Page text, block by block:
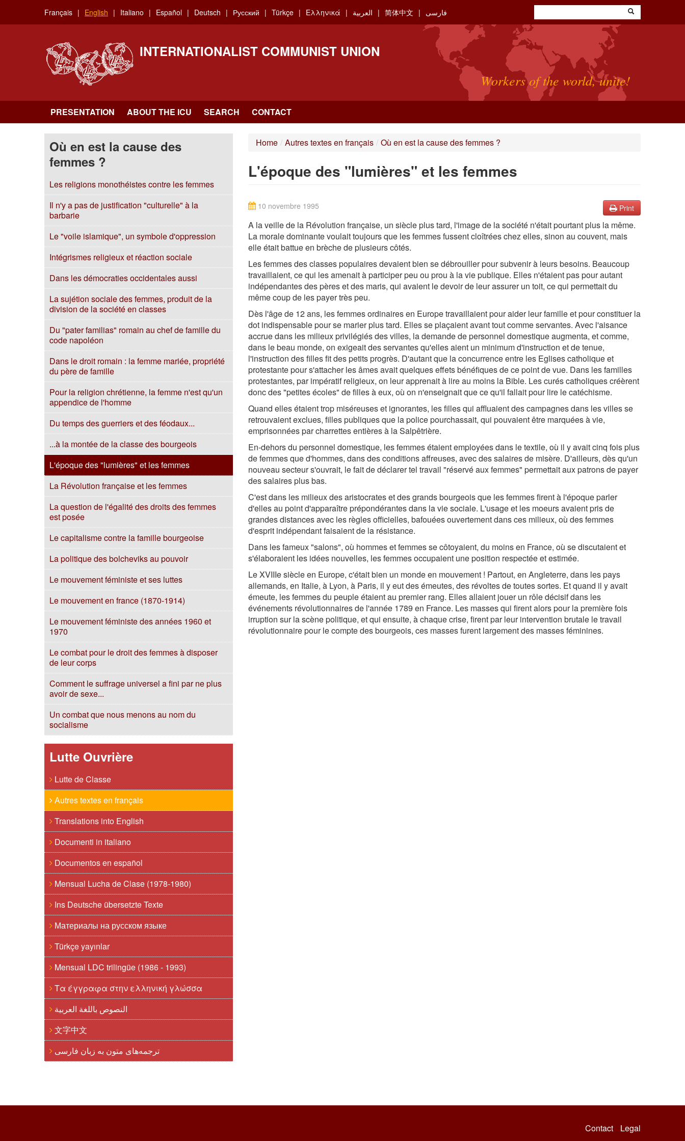
main
Français English Italiano Español Deutsch Русский Türkçe Ελληνικά العربية 简体中文 فارسی
INTERNATIONALIST COMMUNIST UNION
Workers of the world, unite!
PRESENTATION ABOUT THE ICU SEARCH CONTACT
Où en est la cause des
femmes ?
Les religions monothéistes contre les femmes
Il n'y a pas de justification "culturelle" à la
barbarie
Le "voile islamique", un symbole d'oppression
Intégrismes religieux et réaction sociale
Dans les démocraties occidentales aussi
La sujétion sociale des femmes, produit de la
division de la société en classes
Du "pater familias" romain au chef de famille du
code napoléon
Dans le droit romain : la femme mariée, propriété
du père de famille
Pour la religion chrétienne, la femme n'est qu'un
appendice de l'homme
Du temps des guerriers et des féodaux...
...à la montée de la classe des bourgeois
L'époque des "lumières" et les femmes
La Révolution française et les femmes
La question de l'égalité des droits des femmes
est posée
Le capitalisme contre la famille bourgeoise
La politique des bolcheviks au pouvoir
Le mouvement féministe et ses luttes
Le mouvement en france (1870-1914)
Le mouvement féministe des années 1960 et
1970
Le combat pour le droit des femmes à disposer
de leur corps
Comment le suffrage universel a fini par ne plus
avoir de sexe...
Un combat que nous menons au nom du
socialisme
Lutte Ouvrière
Lutte de Classe
Autres textes en français
Translations into English
Documenti in italiano
Documentos en español
Mensual Lucha de Clase (1978-1980)
Ins Deutsche übersetzte Texte
Материалы на русском языке
Türkçe yayınlar
Mensual LDC trilingüe (1986 - 1993)
Τα έγγραφα στην ελληνική γλώσσα
النصوص باللغة العربية
文字中文
ترجمه‌های متون به زبان فارسی
Home / Autres textes en français / Où en est la cause des femmes ?
L'époque des "lumières" et les femmes
Print
10 novembre 1995
A la veille de la Révolution française, un siècle plus tard, l'image de la société n'était pourtant plus la même.
La morale dominante voulait toujours que les femmes fussent cloîtrées chez elles, sinon au couvent, mais
elle était battue en brèche de plusieurs côtés.
Les femmes des classes populaires devaient bien se débrouiller pour subvenir à leurs besoins. Beaucoup
travaillaient, ce qui les amenait à participer peu ou prou à la vie publique. Elles n'étaient pas pour autant
indépendantes des pères et des maris, qui avaient le devoir de leur assurer un toit, ce qui permettait du
même coup de les payer très peu.
Dès l'âge de 12 ans, les femmes ordinaires en Europe travaillaient pour aider leur famille et pour constituer la
dot indispensable pour se marier plus tard. Elles se plaçaient avant tout comme servantes. Avec l'aisance
accrue dans les milieux privilégiés des villes, la demande de personnel domestique augmenta, et comme,
dans le beau monde, on exigeait des servantes qu'elles aient un minimum d'instruction et de tenue,
l'instruction des filles fit des petits progrès. D'autant que la concurrence entre les Eglises catholique et
protestante pour s'attacher les âmes avait quelques effets bénéfiques de ce point de vue. Dans les familles
protestantes, par impératif religieux, on leur apprenait à lire au moins la Bible. Les curés catholiques créèrent
donc des "petites écoles" de filles à eux, où on n'enseignait que ce qu'il fallait pour lire le catéchisme.
Quand elles étaient trop miséreuses et ignorantes, les filles qui affluaient des campagnes dans les villes se
retrouvaient exclues, filles publiques que la police pourchassait, qui pouvaient être marquées à vie,
emprisonnées par charrettes entières à la Salpêtrière.
En-dehors du personnel domestique, les femmes étaient employées dans le textile, où il y avait cinq fois plus
de femmes que d'hommes, dans des conditions affreuses, avec des salaires de misère. D'ailleurs, dès qu'un
nouveau secteur s'ouvrait, le fait de déclarer tel travail "réservé aux femmes" permettait aux patrons de payer
des salaires plus bas.
C'est dans les milieux des aristocrates et des grands bourgeois que les femmes firent à l'époque parler
d'elles au point d'apparaître prépondérantes dans la vie sociale. L'usage et les moeurs avaient pris de
grandes distances avec les règles officielles, bafouées ouvertement dans ces milieux, où des femmes
d'esprit indépendant faisaient de la résistance.
Dans les fameux "salons", où hommes et femmes se côtoyaient, du moins en France, où se discutaient et
s'élaboraient les idées nouvelles, les femmes occupaient une position respectée et estimée.
Le XVIIIe siècle en Europe, c'était bien un monde en mouvement ! Partout, en Angleterre, dans les pays
allemands, en Italie, à Lyon, à Paris, il y eut des émeutes, des révoltes de toutes sortes. Et quand il y avait
émeute, les femmes du peuple étaient au premier rang. Elles allaient jouer un rôle décisif dans les
événements révolutionnaires de l'année 1789 en France. Les masses qui firent alors pour la première fois
irruption sur la scène politique, et qui ensuite, à chaque crise, firent par leur intervention brutale le travail
révolutionnaire pour le compte des bourgeois, ces masses furent largement des masses féminines.
Contact Legal